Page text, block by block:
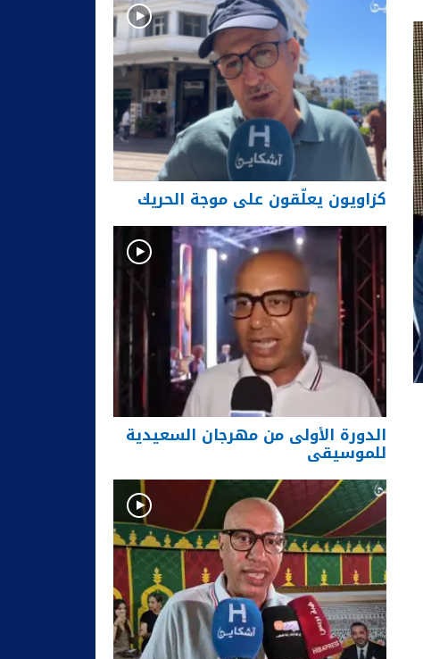
كزاويون يعلّقون على موجة الحريك
الدورة الأولى من مهرجان السعيدية
للموسيقى